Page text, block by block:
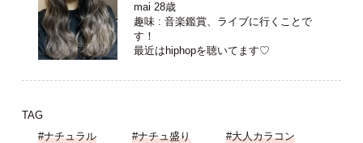
mai 28歳
趣味 : 音楽鑑賞、ライブに行くことで
す！
最近はhiphopを聴いてます♡
TAG
#ナチュラル
#ナチュ盛り #大人カラコン